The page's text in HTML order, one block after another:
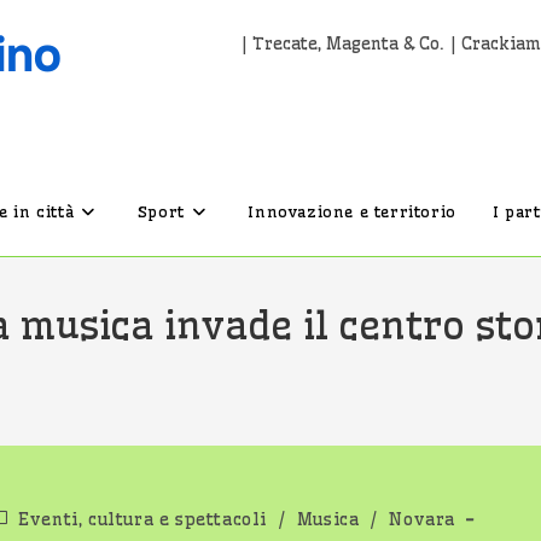
| Trecate, Magenta & Co. |
in città Sport Innovazione e territorio I
musica invade il centro
Eventi, cultura e spettacoli / Musica / Novara